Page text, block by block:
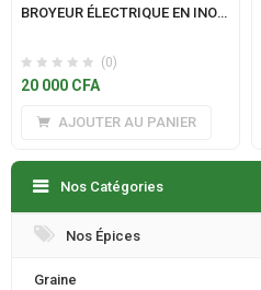
BROYEUR ÉLECTRIQUE EN INOX AVEC LAMPE LED
(0)
20 000 CFA
AJOUTER AU PANIER
Nos Catégories
Nos Épices
Graine